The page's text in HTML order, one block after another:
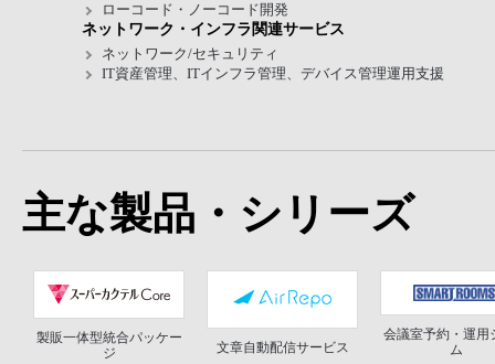
ローコード・ノーコード開発
ネットワーク・インフラ関連サービス
ネットワーク/セキュリティ
IT資産管理、ITインフラ管理、デバイス管理運用支援
主な製品・シリーズ
製販一体型統合パッケー
ジ
文章自動配信サービス
会議室予約・運用
ム